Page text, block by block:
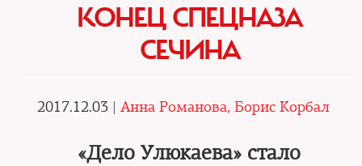
КОНЕЦ СПЕЦНАЗА
СЕЧИНА
2017.12.03 | Анна Романова, Борис Корбал
«Дело Улюкаева» стало